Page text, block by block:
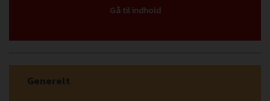
Gå til indhold
Generelt